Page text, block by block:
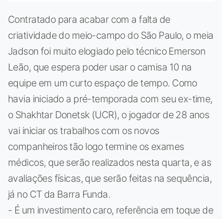
Contratado para acabar com a falta de
criatividade do meio-campo do São Paulo, o meia
Jadson foi muito elogiado pelo técnico Emerson
Leão, que espera poder usar o camisa 10 na
equipe em um curto espaço de tempo. Como
havia iniciado a pré-temporada com seu ex-time,
o Shakhtar Donetsk (UCR), o jogador de 28 anos
vai iniciar os trabalhos com os novos
companheiros tão logo termine os exames
médicos, que serão realizados nesta quarta, e as
avaliações físicas, que serão feitas na sequência,
já no CT da Barra Funda.
- É um investimento caro, referência em toque de